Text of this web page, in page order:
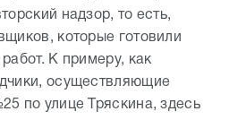
надзор, то есть,
которые готовили
К примеру, как
осуществляющие
по улице Тряскина, здесь